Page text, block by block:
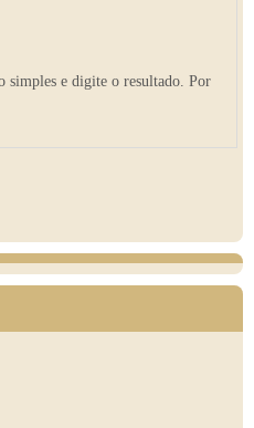
simples e digite o resultado. Por